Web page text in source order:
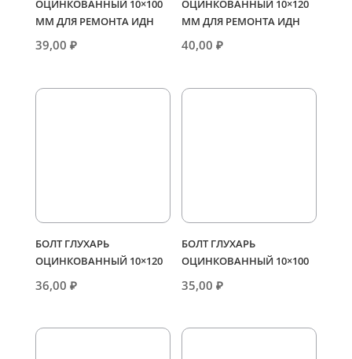
ОЦИНКОВАННЫЙ 10×100
ММ ДЛЯ РЕМОНТА ИДН
39,00 ₽
ОЦИНКОВАННЫЙ 10×120
ММ ДЛЯ РЕМОНТА ИДН
40,00₽
БОЛТ ГЛУХАРЬ
ОЦИНКОВАННЫЙ 10×120
36,00 ₽
БОЛТ ГЛУХАРЬ
ОЦИНКОВАННЫЙ 10×100
35,00₽